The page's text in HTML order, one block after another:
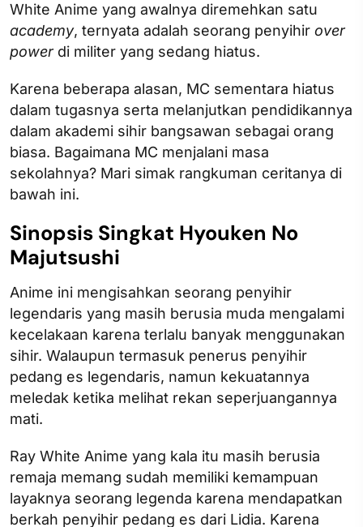
White Anime yang awalnya diremehkan satu
academy, ternyata adalah seorang penyihir over
powerdi militer yang sedang hiatus.
Karena beberapa alasan, MC sementara hiatus
dalam tugasnya serta melanjutkan pendidikannya
dalam akademi sihir bangsawan sebagai orang
biasa. Bagaimana MC menjalani masa
sekolahnya? Mari simak rangkuman ceritanya di
bawah ini.
Sinopsis Singkat Hyouken No
Majutsushi
Anime ini mengisahkan seorang penyihir
legendaris yang masih berusia muda mengalami
kecelakaan karena terlalu banyak menggunakan
sihir. Walaupun termasuk penerus penyihir
pedang es legendaris, namun kekuatannya
meledak ketika melihat rekan seperjuangannya
mati.
Ray White Anime yang kala itu masih berusia
remaja memang sudah memiliki kemampuan
layaknya seorang legenda karena mendapatkan
berkah penyihir pedang es dari Lidia. Karena